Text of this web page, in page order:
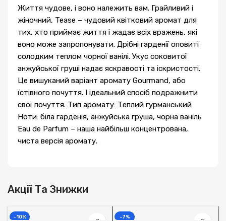
Життя чудове, і воно належить вам. Грайливий і
жіночний, Tease – чудовий квітковий аромат для
тих, хто приймає життя і жадає всіх вражень, які
воно може запропонувати. Дрібні гарденії оповиті
солодким теплом чорної ванілі. Укус соковитої
анжуйської груші надає яскравості та іскристості.
Це вишуканий варіант аромату Gourmand, або
їстівного почуття. І ідеальний спосіб подражнити
свої почуття. Тип аромату: Теплий гурманський
Ноти: біла гарденія, анжуйська груша, чорна ваніль
Eau de Parfum – наша найбільш концентрована,
чиста версія аромату.
Акції Та Знижки
-10% -7%